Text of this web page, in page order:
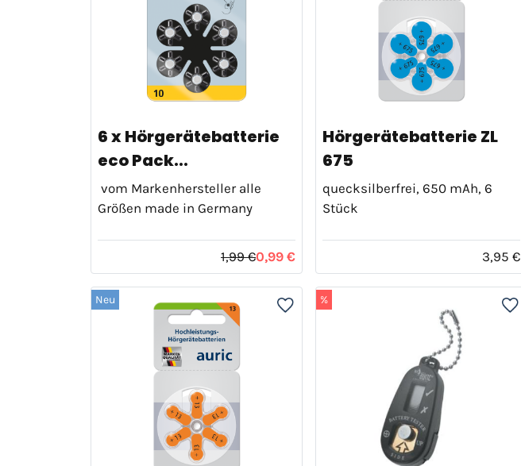
6 x Hörgerätebatterie
eco Pack...
vom Markenhersteller alle
Größen made in Germany
1,99 €0,99 €
Hörgerätebatterie ZL
675
quecksilberfrei, 650 mAh, 6
Stück
3,95 €
Neu %